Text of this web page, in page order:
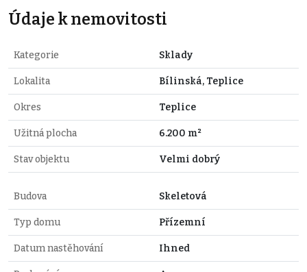
Údaje k nemovitosti
Kategorie Sklady
Lokalita Bílinská, Teplice
Okres Teplice
Užitná plocha 6.200 m²
Stav objektu Velmi dobrý
Budova Skeletová
Typ domu Přízemní
Datum nastěhování Ihned